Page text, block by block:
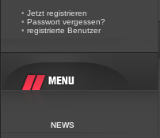
• Jetzt registrieren
• Passwort vergessen?
• registrierte Benutzer
NEWS